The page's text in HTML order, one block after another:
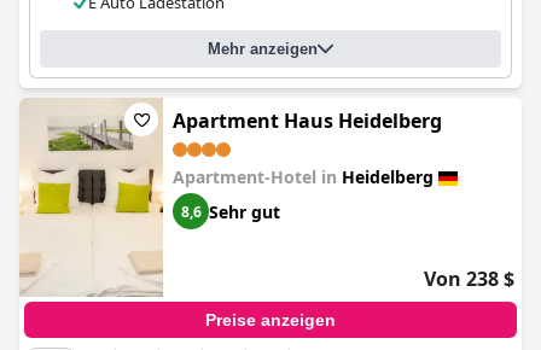
Mehr anzeigen
Apartment Haus Heidelberg
Apartment-Hotel in Heidelberg
8,6 Sehr gut
Von 238 $
Preise anzeigen